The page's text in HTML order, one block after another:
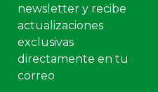
newsletter y recibe
actualizaciones
exclusivas
directamente en tu
correo